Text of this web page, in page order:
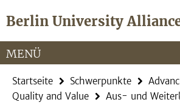
direkt
Inhalt
Berlin University
Service-
Navigation
MENÜ
Startseite Schwerpunkte
Quality and Value
Aus- und